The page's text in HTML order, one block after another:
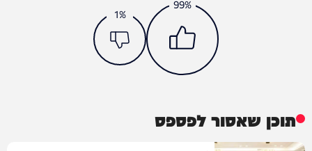
99%
1%
תוכן שאסור לפספס